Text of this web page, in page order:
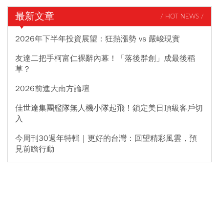
最新文章 / HOT NEWS /
2026年下半年投資展望：狂熱漲勢 vs 嚴峻現實
友達二把手柯富仁裸辭內幕！「落後群創」成最後稻
草？
2026前進大南方論壇
佳世達集團艦隊無人機小隊起飛！鎖定美日頂級客戶切
入
今周刊30週年特輯｜更好的台灣：回望精彩風雲，預
見前瞻行動